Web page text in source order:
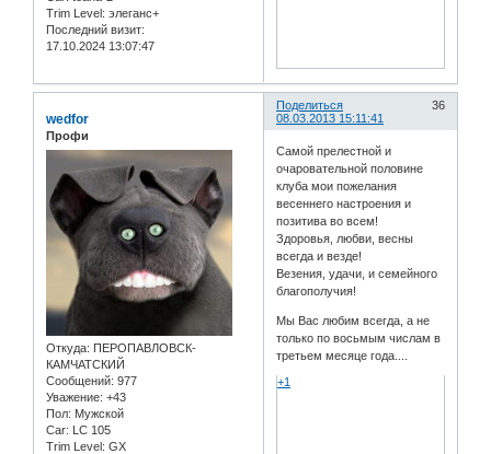
Trim Level: элеганс+
Последний визит:
17.10.2024 13:07:47
Поделиться
36
08.03.2013 15:11:41
wedfor
Профи
Откуда: ПЕРОПАВЛОВСК-
КАМЧАТСКИЙ
Сообщений: 977
Уважение: +43
Пол: Мужской
Car: LC 105
Trim Level: GX
Самой прелестной и
очаровательной половине
клуба мои пожелания
весеннего настроения и
позитива во всем!
Здоровья, любви, весны
всегда и везде!
Везения, удачи, и семейного
благополучия!
Мы Вас любим всегда, а не
только по восьмым числам в
третьем месяце года....
+1